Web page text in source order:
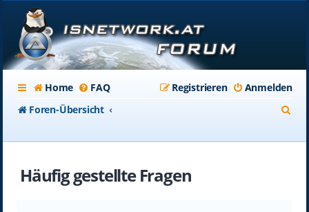
Home FAQ Anmelden
Registrieren
Foren-Übersicht
Häufig gestellte Fragen